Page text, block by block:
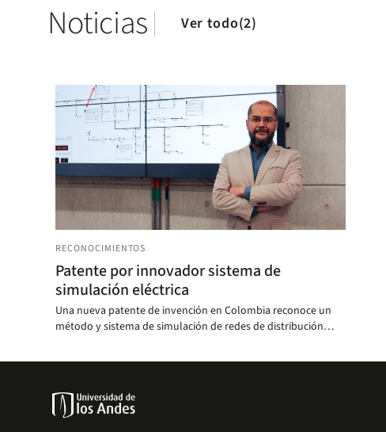
Noticias Ver todo(2)
RECONOCIMIENTOS
Patente por innovador sistema de
simulación eléctrica
Una nueva patente de invención en Colombia reconoce un
método y sistema de simulación de redes de distribución
la interacción de múltiples usuarios en tiempo real y amplía
sector eléctrico